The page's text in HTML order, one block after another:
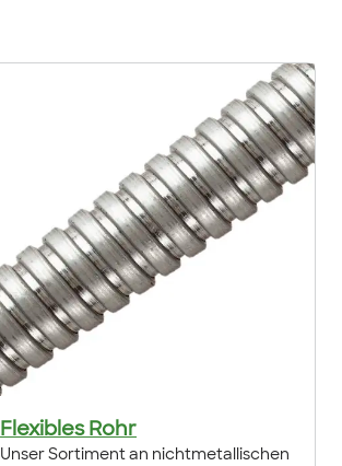
Flexibles Rohr
Unser Sortiment an nichtmetallischen